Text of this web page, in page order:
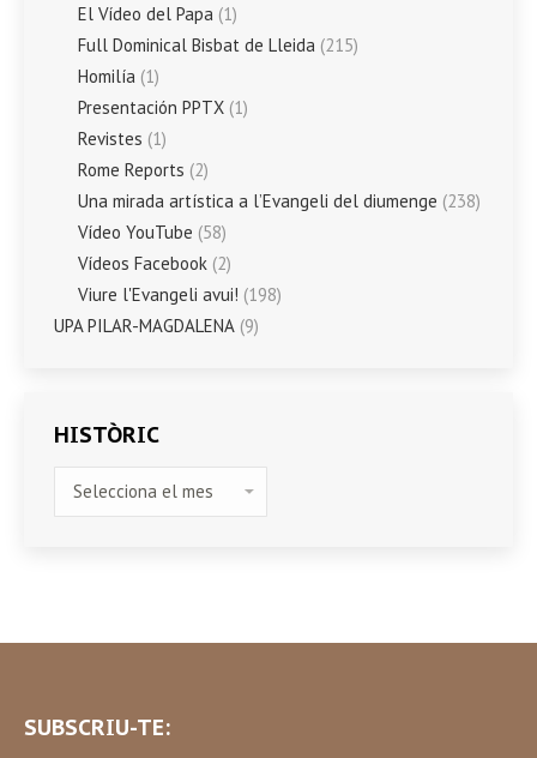
El Vídeo del Papa (1)
Full Dominical Bisbat de Lleida (215)
Homilía (1)
Presentación PPTX (1)
Revistes (1)
Rome Reports (2)
Una mirada artística a l’Evangeli del diumenge (238)
Vídeo YouTube (58)
Vídeos Facebook (2)
Viure l'Evangeli avui! (198)
UPA PILAR-MAGDALENA (9)
HISTÒRIC
SUBSCRIU-TE: